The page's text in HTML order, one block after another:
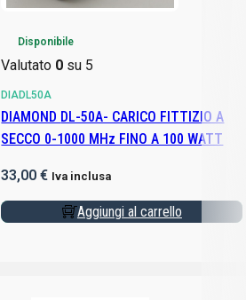
Disponibile
Valutato 0 su 5
DIADL50A
DIAMOND DL-50A- CARICO FITTIZIO A
SECCO 0-1000 MHz FINO A 100 WATT
33,00€ Iva inclusa
Aggiungi al carrello